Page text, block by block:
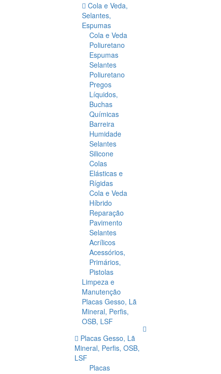
Cola e Veda,
Selantes,
Espumas
Cola e Veda
Poliuretano
Espumas
Selantes
Poliuretano
Pregos
Líquidos,
Buchas
Químicas
Barreira
Humidade
Selantes
Silicone
Colas
Elásticas e
Rígidas
Cola e Veda
Híbrido
Reparação
Pavimento
Selantes
Acrílicos
Acessórios,
Primários,
Pistolas
Limpeza e
Manutenção
Placas Gesso, Lã
Mineral, Perfis,
OSB, LSF
Placas Gesso, Lã
Mineral, Perfis, OSB,
LSF
Placas